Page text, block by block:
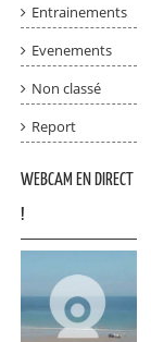
Entrainements
Evenements
Non classé
Report
WEBCAM EN DIRECT
!